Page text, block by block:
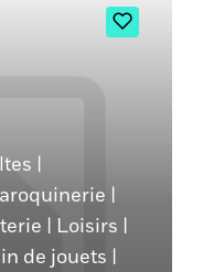
|
|
| Loisirs |
de jouets |